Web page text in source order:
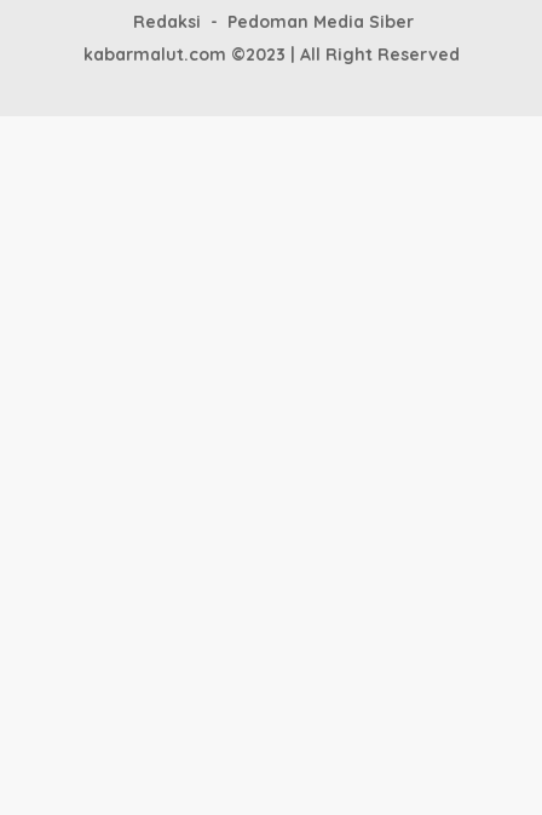
Redaksi
Pedoman Media Siber
kabarmalut.com ©2023 | All Right Reserved